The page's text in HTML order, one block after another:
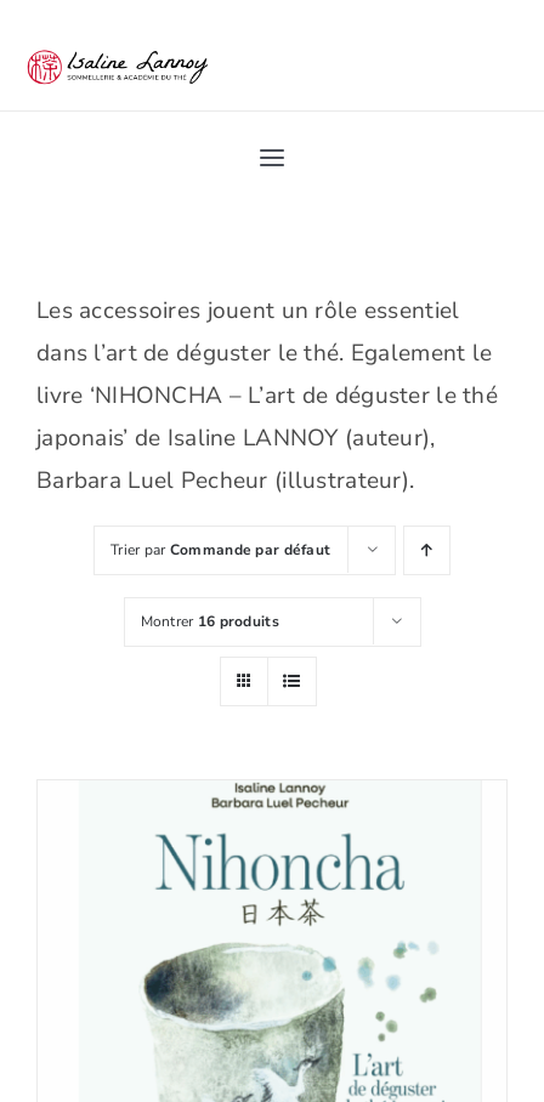
Toggle
Académie du Thé
Les Ateliers du thé
Pro
Les accessoires jouent un rôle essentiel
dans l’art de déguster le thé. Egalement le
livre ‘NIHONCHA – L’art de déguster le thé
japonais’ de Isaline LANNOY (auteur),
Barbara Luel Pecheur (illustrateur).
Trier parCommande par défaut
Montrer 16 produits